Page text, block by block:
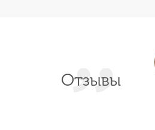
Отзывы